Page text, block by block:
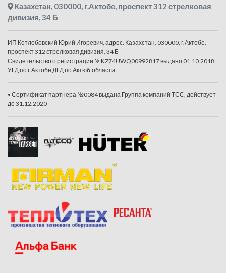
Казахстан, 030000, г.Актобе, проспект 312 стрелковая
дивизия, 34 Б
ИП Котлобовский Юрий Игоревич, адрес: Казахстан, 030000, г.Актобе,
проспект 312 стрелковая дивизия, 34 Б
Свидетельство о регистрации №KZ74UWQ00992817 выдано 01.10.2018
УГД по г.Актобе ДГД по Актюб.области
• Сертификат партнера №0084 выдана Группа компаний ТСС, действует
до 31.12.2020